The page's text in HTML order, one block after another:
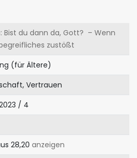
: Bist du dann da, Gott? – Wenn
zustößt
(für Ältere)
Vertrauen
/ 4
28,20 anzeigen